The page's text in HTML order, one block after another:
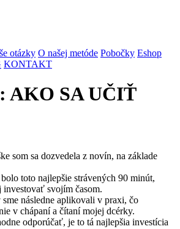
otázky O našej metóde Pobočky Eshop
KONTAKT
AKO SA UČIŤ
som sa dozvedela z novín, na základe
toto najlepšie strávených 90 minút,
investovať svojím časom.
následne aplikovali v praxi, čo
v chápaní a čítaní mojej dcérky.
odporúčať, je to tá najlepšia investícia